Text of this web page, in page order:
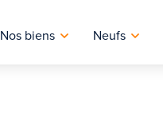
Nos biens Neufs